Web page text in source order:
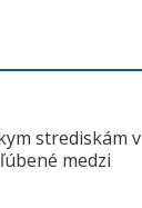
strediskám v
medzi